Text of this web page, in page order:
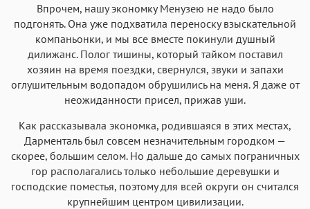
Впрочем, нашу экономку Менузею не надо было
подгонять. Она уже подхватила переноску взыскательной
компаньонки, и мы все вместе покинули душный
дилижанс. Полог тишины, который тайком поставил
хозяин на время поездки, свернулся, звуки и запахи
оглушительным водопадом обрушились на меня. Я даже от
неожиданности присел, прижав уши.
Как рассказывала экономка, родившаяся в этих местах,
Дарменталь был совсем незначительным городком —
скорее, большим селом. Но дальше до самых пограничных
гор располагались только небольшие деревушки и
господские поместья, поэтому для всей округи он считался
крупнейшим центром цивилизации.